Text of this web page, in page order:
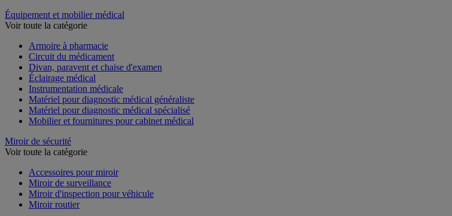
Équipement et mobilier médical
Voir toute la catégorie
Armoire à pharmacie
Circuit du médicament
Divan, paravent et chaise d'examen
Éclairage médical
Instrumentation médicale
Matériel pour diagnostic médical généraliste
Matériel pour diagnostic médical spécialisé
Mobilier et fournitures pour cabinet médical
Miroir de sécurité
Voir toute la catégorie
Accessoires pour miroir
Miroir de surveillance
Miroir d'inspection pour véhicule
Miroir routier